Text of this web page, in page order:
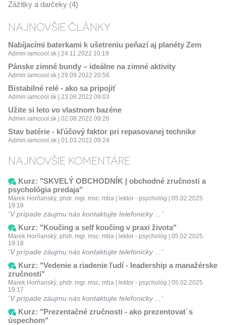
Zážitky a darčeky (4)
NAJNOVŠIE ČLÁNKY
Nabíjacími baterkami k ušetreniu peňazí aj planéty Zem
Admin iamcool.sk | 24.11.2022 10:19
Pánske zimné bundy – ideálne na zimné aktivity
Admin iamcool.sk | 29.09.2022 20:56
Bistabilné relé - ako sa pripojiť
Admin iamcool.sk | 23.08.2022 09:03
Užite si leto vo vlastnom bazéne
Admin iamcool.sk | 02.08.2022 09:26
Stav batérie - kľúčový faktor pri repasovanej technike
Admin iamcool.sk | 01.03.2022 09:24
NAJNOVŠIE KOMENTÁRE
Kurz: "SKVELÝ OBCHODNÍK | obchodné zručnosti a
psychológia predaja"
Marek Horňanský, phdr. mgr. msc. mba | lektor - psychológ | 05.02.2025
19:18
V prípade záujmu nás kontaktujte telefonicky ...
Kurz: "Koučing a self koučing v praxi života"
Marek Horňanský, phdr. mgr. msc. mba | lektor - psychológ | 05.02.2025
19:18
V prípade záujmu nás kontaktujte telefonicky ...
Kurz: "Vedenie a riadenie ľudí - leadership a manažérske
zručnosti"
Marek Horňanský, phdr. mgr. msc. mba | lektor - psychológ | 05.02.2025
19:17
V prípade záujmu nás kontaktujte telefonicky ...
Kurz: "Prezentačné zručnosti - ako prezentovať s
úspechom"